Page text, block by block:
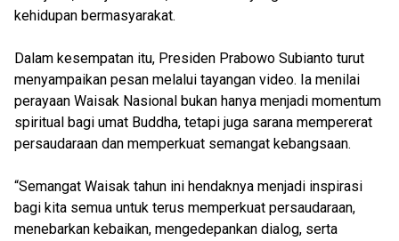
kehidupan bermasyarakat.
Dalam kesempatan itu, Presiden Prabowo Subianto turut
menyampaikan pesan melalui tayangan video. Ia menilai
perayaan Waisak Nasional bukan hanya menjadi momentum
spiritual bagi umat Buddha, tetapi juga sarana mempererat
persaudaraan dan memperkuat semangat kebangsaan.
“Semangat Waisak tahun ini hendaknya menjadi inspirasi
bagi kita semua untuk terus memperkuat persaudaraan,
menebarkan kebaikan, mengedepankan dialog, serta